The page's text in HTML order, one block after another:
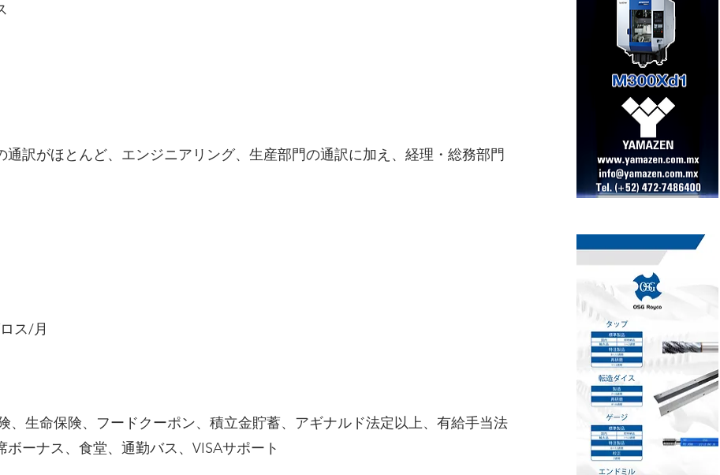
通訳がほとんど、エンジニアリング、生産部門の通訳に加え、経理・総務部門
ス/月
、生命保険、フードクーポン、積立金貯蓄、アギナルド法定以上、有給手当法
ボーナス、食堂、通勤バス、VISAサポート